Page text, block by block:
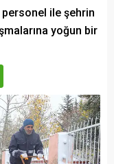
personel ile şehrin
yoğun bir